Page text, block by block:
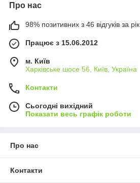
Про нас
98% позитивних з 46 відгуків за рік
Працює з 15.06.2012
м. Київ
Харківське шосе 56, Київ, Україна
Контакти
Сьогодні вихідний
Показати весь графік роботи
Про нас
Контакти